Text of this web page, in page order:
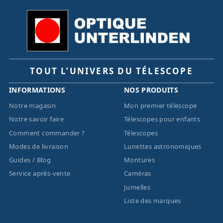
TOUT L’UNIVERS DU TÉLESCOPE
INFORMATIONS
Notre magasin
Notre savoir faire
Comment commander ?
Modes de livraison
Guides / Blog
Service après-vente
NOS PRODUITS
Mon premier télescope
Télescopes pour enfants
Télescopes
Lunettes astronomiques
Montures
Caméras
Jumelles
Liste des marques